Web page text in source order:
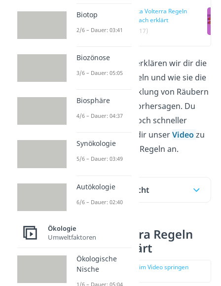
Lotka Volterra Regeln
einfach erklärt
(00:17)
In diesem Beitrag erklären wir dir die
Lotka Volterra Regeln und wie sie die
Populationsentwicklung von Räubern
und deren Beute vorhersagen. Du
willst das Thema noch schneller
verstehen? Schau dir unserVideozu
den Lotka Volterra Regeln an.
Inhaltsübersicht
Lotka Volterra Regeln
einfach erklärt
zur Stelle im Video springen
Biotop
2/6 – Dauer: 03:41
Biozönose
3/6 – Dauer: 05:05
Biosphäre
4/6 – Dauer: 04:37
Synökologie
5/6 – Dauer: 03:49
Autökologie
6/6 – Dauer: 02:40
Ökologie
Umweltfaktoren
Ökologische
Nische
1/6 – Dauer: 05:04